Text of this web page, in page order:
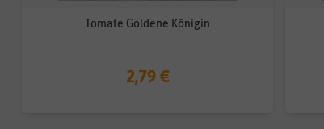
Tomate Goldene Königin
2,79 €